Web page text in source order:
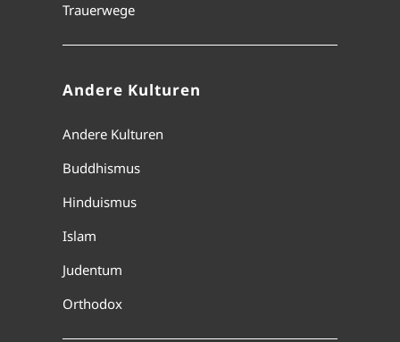
Trauerwege
Andere Kulturen
Andere Kulturen
Buddhismus
Hinduismus
Islam
Judentum
Orthodox